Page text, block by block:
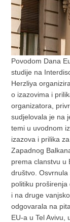
Povodom Dana
studije na
Herzliya
o izazovima i
organizatora,
sudjelovala je na
temi u uvodnom
izazova i prilika
Zapadnog
prema clanstvu u
društvo. Osvrnula
politiku
i na druge
odgovarala na
EU-a u Tel Avivu,